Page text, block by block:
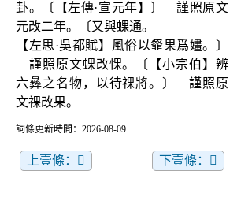
卦。〔【左傳·宣元年】〕　謹照原文
元改二年。〔又與蜾通。
【左思·吳都賦】風俗以韰果爲嫿。〕
謹照原文蜾改惈。〔【小宗伯】辨
六彝之名物，以待祼將。〕　謹照原
文祼改果。
詞條更新時間：2026-08-09
上壹條：𥁁 下壹條：𣐭